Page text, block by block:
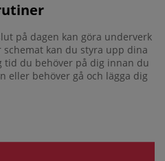
på dagen kan göra underverk
kan du styra upp dina
du behöver på dig innan du
eller behöver gå och lägga dig